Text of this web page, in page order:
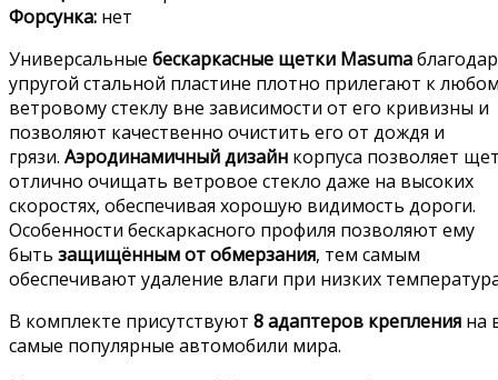
Форсунка: нет
Универсальные бескаркасные щетки Masuma
упругой стальной пластине плотно прилегают к
ветровому стеклу вне зависимости от его кривизны и
позволяют качественно очистить его от дождя и
грязи. Аэродинамичный дизайн корпуса позволяет
отлично очищать ветровое стекло даже на высоких
скоростях, обеспечивая хорошую видимость дороги.
Особенности бескаркасного профиля позволяют ему
быть защищённым от обмерзания, тем самым
обеспечивают удаление влаги при низких
В комплекте присутствуют 8 адаптеров крепления на
самые популярные автомобили мира.